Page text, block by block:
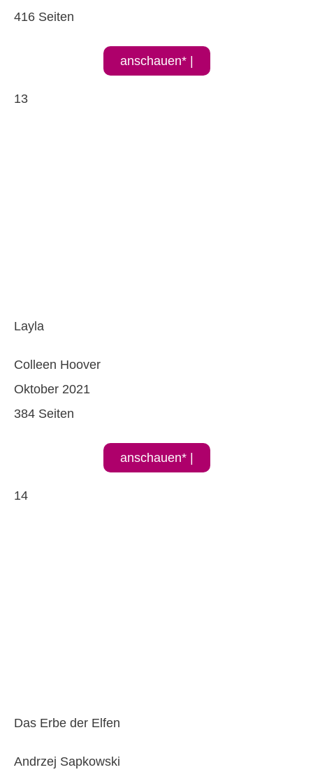
416 Seiten
anschauen* |
13
Layla
Colleen Hoover
Oktober 2021
384 Seiten
anschauen* |
14
Das Erbe der Elfen
Andrzej Sapkowski